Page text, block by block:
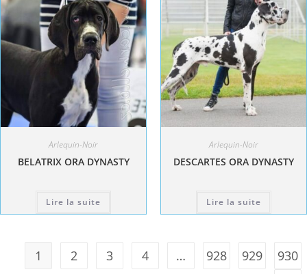
Arlequin-Noir
BELATRIX ORA DYNASTY
Lire la suite
Arlequin-Noir
DESCARTES ORA DYNASTY
Lire la suite
1 2 3 4 … 928 929 930